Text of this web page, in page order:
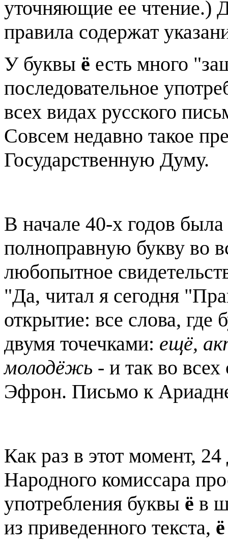
уточняющие ее чтение.)
правила содержат
У буквы ё есть много
последовательное
всех видах русского
Совсем недавно такое
Государственную Думу.
В начале 40-х годов
полноправную букву во
любопытное
"Да, читал я сегодня
открытие: все слова, где
двумя точечками: ещё,
молодёжь - и так во
Эфрон. Письмо к
Как раз в этот момент,
Народного комиссара
употребления буквы ё в
из приведенного текста, ё